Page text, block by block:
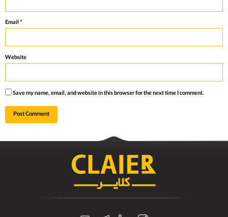
Email*
Website
Save my name, email, and website in this browser for the next time I comment.